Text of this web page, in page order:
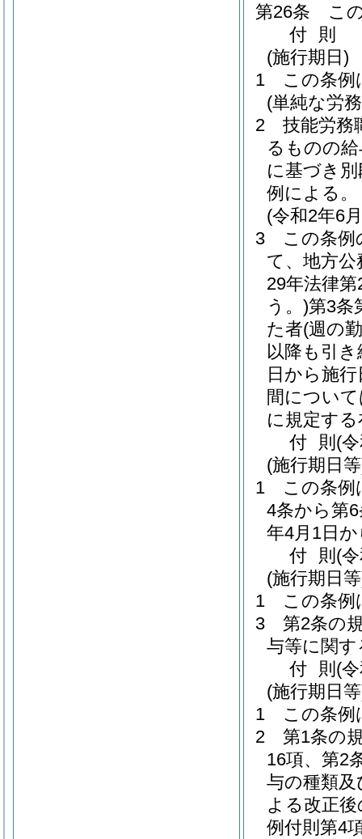
第26条
こ
付 則
(施行期日)
1
この条例
(単純な労
2
技能労務
るものの
に基づき
例による。
(令和2年6
3
この条例
て、地方
29年法律第
う。)第3条
た者(週の
以降も引
日から施
間につい
に規定す
付 則 (
(施行期日
1
この条例
4条から第
年4月1日
付 則 (
(施行期日
1
この条例
3
第2条の
与等に関
付 則 (
(施行期日
1
この条例
2
第1条の
16項、第2
与の種類
よる改正
例付則第4